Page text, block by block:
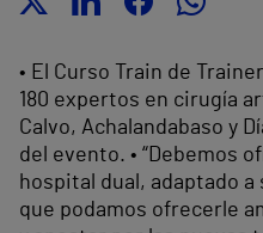
• El Curso Train de
180 expertos en cirugía
Calvo, Achalandabaso y
del evento. • “Debemos
hospital dual, adaptado a
que podamos ofrecerle